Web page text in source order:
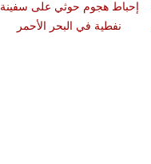
إحباط هجوم حوثي على سفينة
نفطية في البحر الأحمر